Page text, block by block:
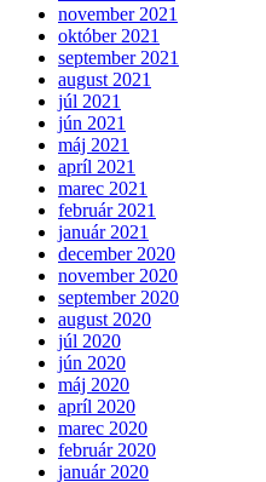
november 2021
október 2021
september 2021
august 2021
júl 2021
jún 2021
máj 2021
apríl 2021
marec 2021
február 2021
január 2021
december 2020
november 2020
september 2020
august 2020
júl 2020
jún 2020
máj 2020
apríl 2020
marec 2020
február 2020
január 2020